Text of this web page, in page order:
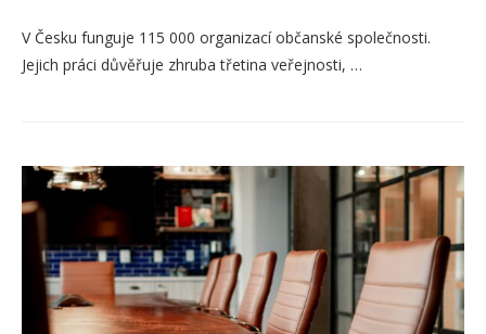
V Česku funguje 115 000 organizací občanské společnosti.
Jejich práci důvěřuje zhruba třetina veřejnosti, …